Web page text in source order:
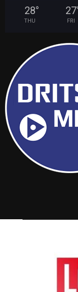
28°
THU
27
FRI